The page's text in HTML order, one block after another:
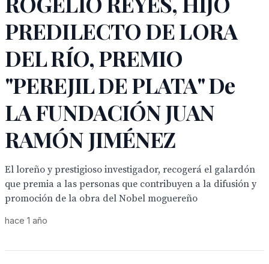
PREDILECTO DE LORA
DEL RÍO, PREMIO
"PEREJIL DE PLATA" De
LA FUNDACIÓN JUAN
RAMÓN JIMÉNEZ
El loreño y prestigioso investigador, recogerá el galardón
que premia a las personas que contribuyen a la difusión y
promoción de la obra del Nobel moguereño
hace 1 año